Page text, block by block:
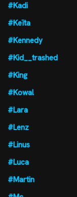
#Kadi
#Keïta
#Kennedy
#Kid__trashed
#King
#Kowal
#Lara
#Lenz
#Linus
#Luca
#Martin